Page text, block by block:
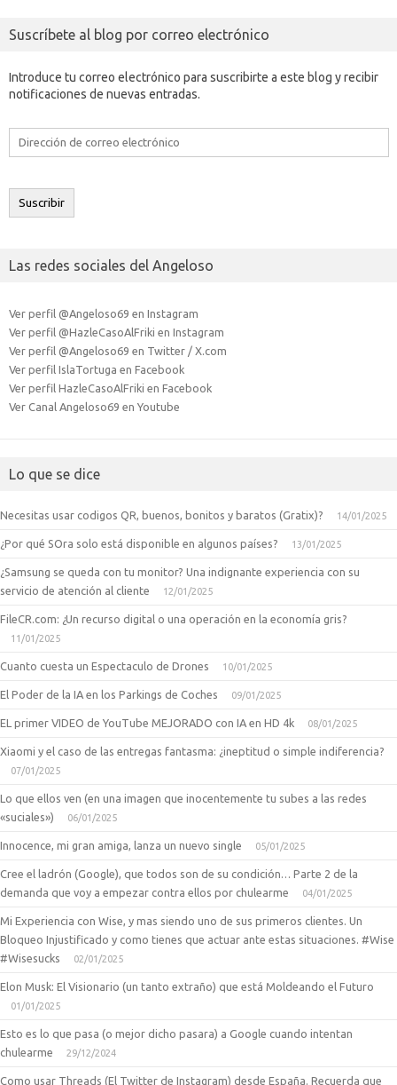
Suscríbete al blog por correo electrónico
Introduce tu correo electrónico para suscribirte a este blog y recibir
notificaciones de nuevas entradas.
Dirección
electrónico
Suscribir
Las redes sociales del Angeloso
Ver perfil @Angeloso69 en Instagram
Ver perfil @HazleCasoAlFriki en Instagram
Ver perfil @Angeloso69 en Twitter / X.com
Ver perfil IslaTortuga en Facebook
Ver perfil HazleCasoAlFriki en Facebook
Ver Canal Angeloso69 en Youtube
Lo que se dice
Necesitas usar codigos QR, buenos, bonitos y baratos (Gratix)? 14/01/2025
¿Por qué SOra solo está disponible en algunos países? 13/01/2025
¿Samsung se queda con tu monitor? Una indignante experiencia con su
servicio de atención al cliente
12/01/2025
FileCR.com: ¿Un recurso digital o una operación en la economía gris?
11/01/2025
Cuanto cuesta un Espectaculo de Drones 10/01/2025
El Poder de la IA en los Parkings de Coches 09/01/2025
EL primer VIDEO de YouTube MEJORADO con IA en HD 4k 08/01/2025
Xiaomi y el caso de las entregas fantasma: ¿ineptitud o simple indiferencia?
07/01/2025
Lo que ellos ven (en una imagen que inocentemente tu subes a las redes
«suciales»)
06/01/2025
Innocence, mi gran amiga, lanza un nuevo single 05/01/2025
Cree el ladrón (Google), que todos son de su condición… Parte 2 de la
demanda que voy a empezar contra ellos por chulearme
04/01/2025
Mi Experiencia con Wise, y mas siendo uno de sus primeros clientes. Un
Bloqueo Injustificado y como tienes que actuar ante estas situaciones. #Wise
#Wisesucks
02/01/2025
Elon Musk: El Visionario (un tanto extraño) que está Moldeando el Futuro
01/01/2025
Esto es lo que pasa (o mejor dicho pasara) a Google cuando intentan
chulearme
29/12/2024
Como usar Threads (El Twitter de Instagram) desde España. Recuerda que